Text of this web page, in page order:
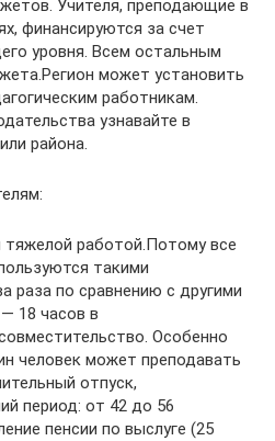
Учителя, преподающие в
финансируются за счет
уровня. Всем остальным
может установить
работникам.
узнавайте в
района.
тяжелой работой.Потому все
такими
раза по сравнению с другими
18 часов в
Особенно
человек может преподавать
отпуск,
период: от 42 до 56
пенсии по выслуге (25